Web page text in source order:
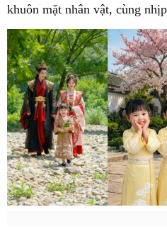
khuôn mặt nhân vật, cùng